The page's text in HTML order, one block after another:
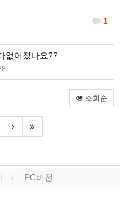
1
없어졌나요??
조회순
PC버전